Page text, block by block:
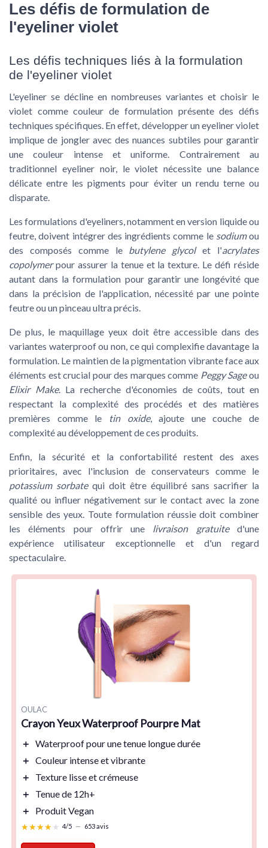
Les défis de formulation de
l'eyeliner violet
Les défis techniques liés à la formulation
de l'eyeliner violet
L'eyeliner se décline en nombreuses variantes et choisir le
violet comme couleur de formulation présente des défis
techniques spécifiques. En effet, développer uneyeliner violet
implique de jongler avec des nuances subtiles pour garantir
une couleur intense et uniforme. Contrairement au
traditionnel eyeliner noir, le violet nécessite une balance
délicate entre les pigments pour éviter un rendu terne ou
disparate.
Les formulations d'eyeliners, notamment en version liquideou
feutre, doivent intégrer des ingrédients comme le sodiumou
des composés comme le butylene glycolet l'acrylates
copolymerpour assurer la tenueet la texture. Le défi réside
autant dans la formulation pour garantir une longévité que
dans la précision de l'application, nécessité par une pointe
feutre ou un pinceau ultra précis.
De plus, lemaquillage yeux doit être accessible dans des
variantes waterproofou non, ce qui complexifie davantage la
formulation. Le maintien de la pigmentation vibrante face aux
éléments est crucial pour des marques comme Peggy Sageou
Elixir Make. La recherche d'économies de coûts, tout en
respectant la complexité des procédés et des matières
premières comme le
tin oxide, ajoute une couche de
complexité au développement de ces produits.
Enfin, la sécurité et la confortabilité restent des axes
prioritaires, avec l'inclusion de conservateurs comme le
potassium sorbatequi doit être équilibré sans sacrifier la
qualité ou influer négativement sur le contact avec la zone
sensible des yeux. Toute formulation réussie doit combiner
les éléments pour offrir une livraison gratuited'une
expérience utilisateur exceptionnelle et d'un regard
spectaculaire.
OULAC
Crayon Yeux Waterproof Pourpre Mat
＋ Waterproofpour une tenue longue durée
＋ Couleur intenseet vibrante
＋
Texture lisseet crémeuse
＋
Tenue de 12h+
＋
ProduitVegan
★★★★★
★★★★★ 4/5 — 653 avis